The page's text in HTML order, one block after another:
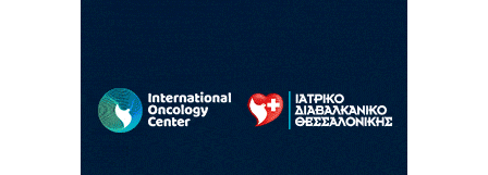
Μαρίνα Ραυτοπούλου (ΙΑΤΡΙΚΟ ΚΕΝΤΡΟ):
Εκπαίδευση στον διαβήτη – Ένας πυλώνας
της σύγχρονης φροντίδας